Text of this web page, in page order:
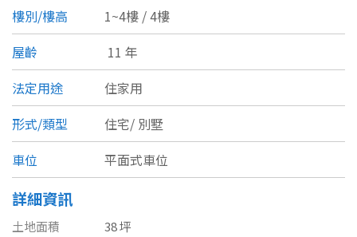
桃園市
新竹市
新竹縣
苗栗縣
台中市
類型(可複選)
公寓
別墅 透天厝
農舍 辦公
坪數
樓別/樓高
1~4樓 / 4樓
屋齡
11 年
法定用途
住家用
形式/類型
住宅/ 別墅
車位
平面式車位
詳細資訊
土地面積
38 坪